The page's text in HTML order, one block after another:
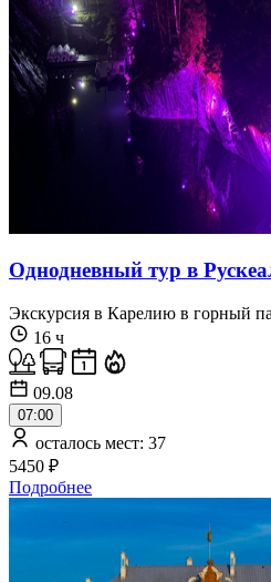
Однодневный тур в
Экскурсия в Карелию в горный
16 ч
09.08
07:00
осталось мест: 37
5450 ₽
Подробнее